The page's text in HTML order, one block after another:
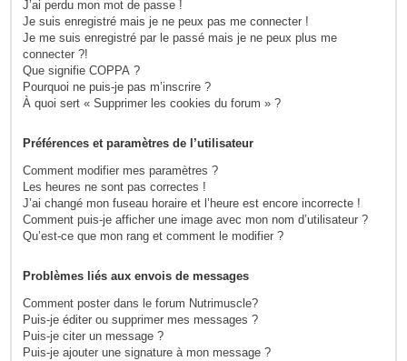
J’ai perdu mon mot de passe !
Je suis enregistré mais je ne peux pas me connecter !
Je me suis enregistré par le passé mais je ne peux plus me
connecter ?!
Que signifie COPPA ?
Pourquoi ne puis-je pas m’inscrire ?
À quoi sert « Supprimer les cookies du forum » ?
Préférences et paramètres de l’utilisateur
Comment modifier mes paramètres ?
Les heures ne sont pas correctes !
J’ai changé mon fuseau horaire et l’heure est encore incorrecte !
Comment puis-je afficher une image avec mon nom d’utilisateur ?
Qu’est-ce que mon rang et comment le modifier ?
Problèmes liés aux envois de messages
Comment poster dans le forum Nutrimuscle?
Puis-je éditer ou supprimer mes messages ?
Puis-je citer un message ?
Puis-je ajouter une signature à mon message ?